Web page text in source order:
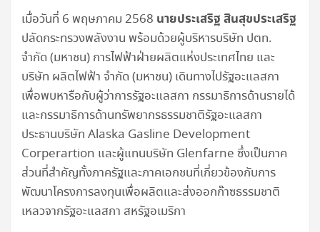
เมื่อวันที่ 6 พฤษภาคม 2568 นายประเสริฐ สินสุขประเสริฐ
ปลัดกระทรวงพลังงาน พร้อมด้วยผู้บริหารบริษัท ปตท.
จำกัด (มหาชน) การไฟฟ้าฝ่ายผลิตแห่งประเทศไทย และ
บริษัท ผลิตไฟฟ้า จำกัด (มหาชน) เดินทางไปรัฐอะแลสกา
เพื่อพบหารือกับผู้ว่าการรัฐอะแลสกา กรรมาธิการด้านรายได้
และกรรมาธิการด้านทรัพยากรธรรมชาติรัฐอะแลสกา
ประธานบริษัท Alaska Gasline Development
Corperartion และผู้แทนบริษัท Glenfarne ซึ่งเป็นภาค
ส่วนที่สำคัญทั้งภาครัฐและภาคเอกชนที่เกี่ยวข้องกับการ
พัฒนาโครงการลงทุนเพื่อผลิตและส่งออกก๊าซธรรมชาติ
เหลวจากรัฐอะแลสกา สหรัฐอเมริกา